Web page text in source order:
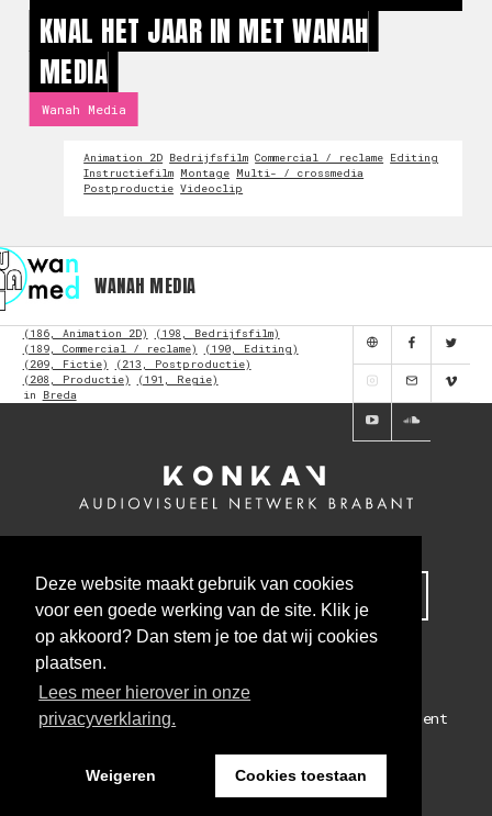
Deze website maakt gebruik van cookies
voor een goede werking van de site. Klik je
op akkoord? Dan stem je toe dat wij cookies
plaatsen.
Lees meer hierover in onze
privacyverklaring.
Weigeren Cookies toestaan
KNAL HET JAAR IN MET WANAH
MEDIA
Wanah Media
Animation 2D Bedrijfsfilm Commercial / reclame Editing
Instructiefilm Montage Multi- / crossmedia
Postproductie Videoclip
WANAH MEDIA
(186, Animation 2D)
(198, Bedrijfsfilm)
(189, Commercial / reclame)
(190, Editing)
(209, Fictie)
(213, Postproductie)
(208, Productie)
(191, Regie)
in
Breda
MELD JE NU AAN VOOR ONZE NIEUWSBRIEF
Colofon Algemene voorwaarden Privacy statement